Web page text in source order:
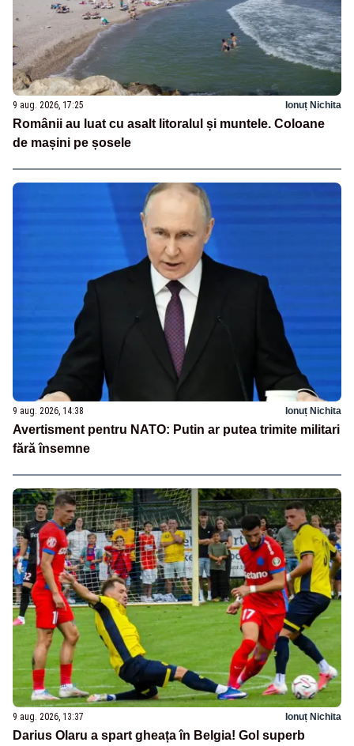
9 aug. 2026, 17:25 Ionuț Nichita
Românii au luat cu asalt litoralul și muntele. Coloane
de mașini pe șosele
9 aug. 2026, 14:38 Ionuț Nichita
Avertisment pentru NATO: Putin ar putea trimite militari
fără însemne
9 aug. 2026, 13:37 Ionuț Nichita
Darius Olaru a spart gheața în Belgia! Gol superb